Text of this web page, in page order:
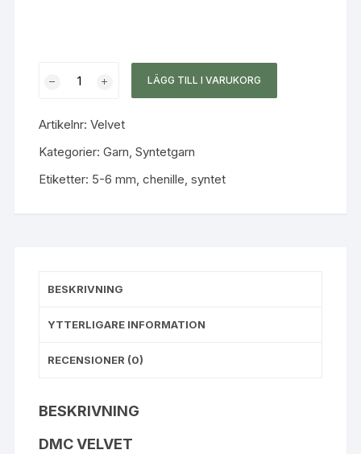
LÄGG TILL I VARUKORG
Artikelnr:Velvet
Kategorier:Garn,Syntetgarn
Etiketter: 5-6 mm,chenille,syntet
BESKRIVNING
YTTERLIGARE INFORMATION
RECENSIONER (0)
BESKRIVNING
DMC VELVET